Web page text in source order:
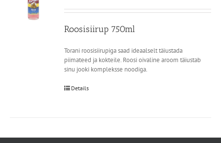
Roosisiirup 750ml
Torani roosisiirupiga saad ideaalselt täiustada
piimateed ja kokteile. Roosi oivaline aroom täiustab
sinu jooki kompleksse noodiga.
Details